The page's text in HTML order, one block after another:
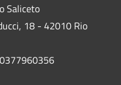
Saliceto
18 - 42010 Rio